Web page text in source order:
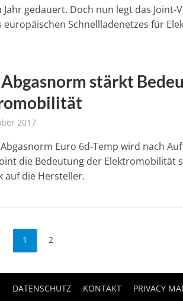
Jahr gedauert. Doch nun legt das
europäischen Schnellladenetzes für
stärkt
2017
Euro 6d-Temp wird nach
die Bedeutung der Elektromobilität
auf die Hersteller.
1 2
DATENSCHUTZ KONTAKT PRIVACY